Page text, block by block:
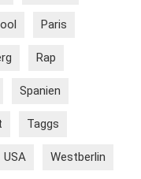
Paris
Rap
Spanien
Taggs
USA Westberlin